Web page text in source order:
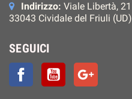
Indirizzo: Viale Libertà, 21
33043 Cividale del Friuli (UD)
SEGUICI
FacebookYouTube